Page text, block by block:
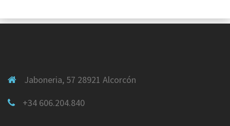
Jaboneria, 57 28921 Alcorcón
+34 606.204.840